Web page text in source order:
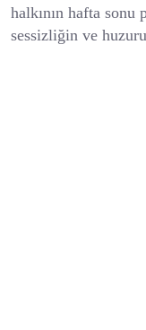
halkının hafta
sessizliğin ve